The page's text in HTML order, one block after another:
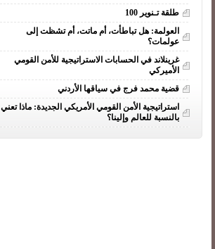
طلقة تـنوير 100
العولمة: هل تباطأت، أم ماتت، أم تشظت إلى
عولمات؟
غرينلاند في الحسابات الاستراتيجية للأمن القومي
الأميركي
قضية محمد فرج في سياقها الأردني
استراتيجية الأمن القومي الأمريكي الجديدة: ماذا تعني
بالنسبة للعالم وإلينا؟